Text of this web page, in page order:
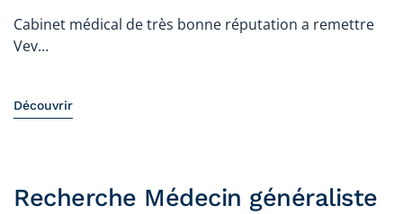
Cabinet médical de très bonne réputation a remettre
Vev…
Découvrir
Recherche Médecin généraliste